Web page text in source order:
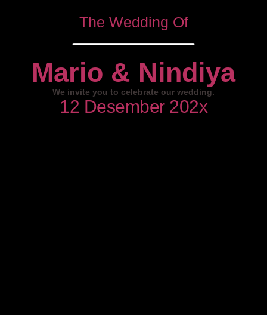
The Wedding Of
Mario & Nindiya
We invite you to celebrate our wedding.
12 Desember 202x